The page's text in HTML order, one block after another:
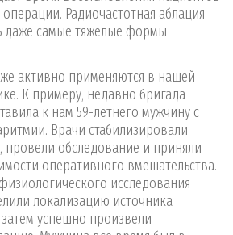
Радиочастотная аблация
даже самые тяжелые формы
активно применяются в нашей
К примеру, недавно бригада
к нам 59-летнего мужчину с
Врачи стабилизировали
провели обследование и приняли
оперативного вмешательства.
исследования
локализацию источника
успешно произвели